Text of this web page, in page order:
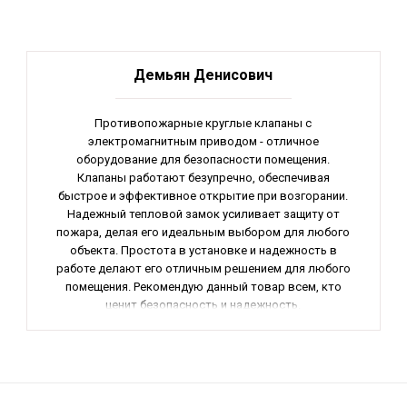
Демьян Денисович
Противопожарные круглые клапаны с
электромагнитным приводом - отличное
оборудование для безопасности помещения.
Клапаны работают безупречно, обеспечивая
быстрое и эффективное открытие при возгорании.
Надежный тепловой замок усиливает защиту от
пожара, делая его идеальным выбором для любого
объекта. Простота в установке и надежность в
работе делают его отличным решением для любого
помещения. Рекомендую данный товар всем, кто
ценит безопасность и надежность.